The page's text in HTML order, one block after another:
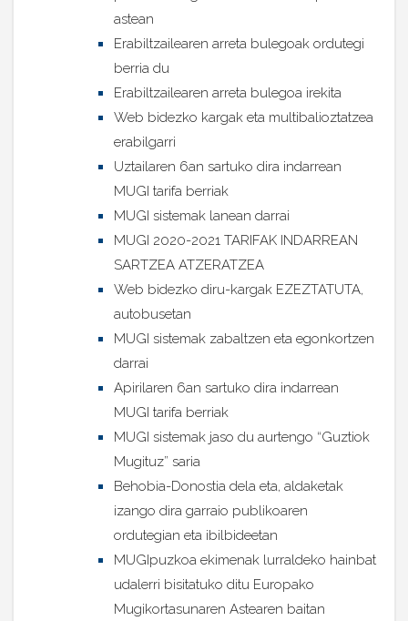
astean
Erabiltzailearen arreta bulegoak ordutegi
berria du
Erabiltzailearen arreta bulegoa irekita
Web bidezko kargak eta multibalioztatzea
erabilgarri
Uztailaren 6an sartuko dira indarrean
MUGI tarifa berriak
MUGI sistemak lanean darrai
MUGI 2020-2021 TARIFAK INDARREAN
SARTZEA ATZERATZEA
Web bidezko diru-kargak EZEZTATUTA,
autobusetan
MUGI sistemak zabaltzen eta egonkortzen
darrai
Apirilaren 6an sartuko dira indarrean
MUGI tarifa berriak
MUGI sistemak jaso du aurtengo “Guztiok
Mugituz” saria
Behobia-Donostia dela eta, aldaketak
izango dira garraio publikoaren
ordutegian eta ibilbideetan
MUGIpuzkoa ekimenak lurraldeko hainbat
udalerri bisitatuko ditu Europako
Mugikortasunaren Astearen baitan